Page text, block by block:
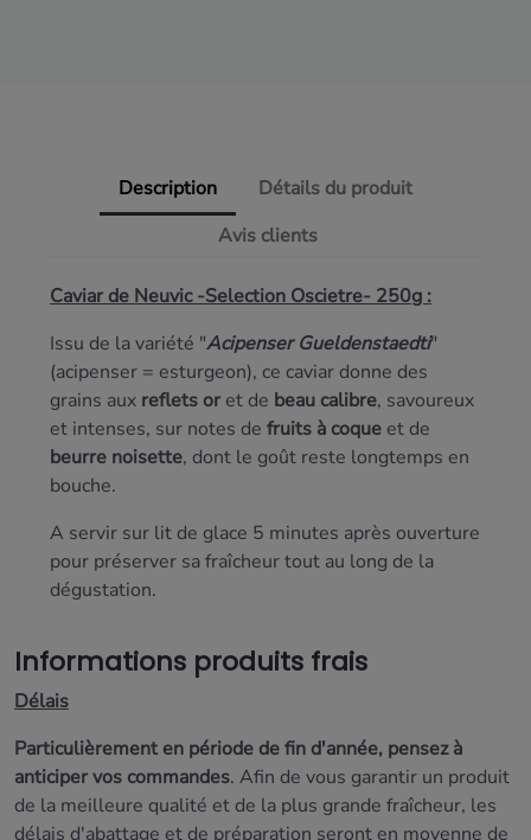
Description
Détails du produit
Avis clients
Caviar de Neuvic -Selection Oscietre- 250g :
Issu de la variété "Acipenser Gueldenstaedti"
(acipenser = esturgeon), ce caviar donne des
grains aux reflets or et de beau calibre, savoureux
et intenses, sur notes de fruits à coque et de
beurre noisette, dont le goût reste longtemps en
bouche.
A servir sur lit de glace 5 minutes après ouverture
pour préserver sa fraîcheur tout au long de la
dégustation.
Informations produits frais
Délais
Particulièrement en période de fin d'année, pensez à
anticiper vos commandes. Afin de vous garantir un produit
de la meilleure qualité et de la plus grande fraîcheur, les
délais d'abattage et de préparation seront en moyenne de